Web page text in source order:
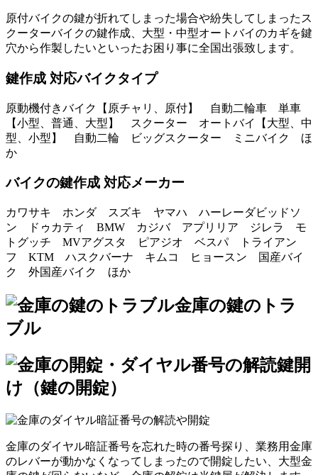
原付バイクの鍵が折れてしまった場合や紛失してしまったス
クーターバイクの鍵作成、大型・中型オートバイのカギを鍵
穴から作製したいといったお困り事に全国出張致します。
鍵作成 対応バイクタイプ
原動機付きバイク【原チャリ、原付】 自動二輪車 単車
【小型、普通、大型】 スクーター オートバイ【大型、中
型、小型】 自動二輪 ビッグスクーター ミニバイク ほ
か
バイクの鍵作成 対応メーカー
カワサキ ホンダ スズキ ヤマハ ハーレーダビッドソ
ン ドゥカティ BMW カジバ アプリリア ジレラ モ
トグッチ MVアグスタ ピアジオ ベスパ トライアン
フ KTM ハスクバーナ キムコ ヒョースン 国産バイ
ク 外国産バイク ほか
金庫の鍵のトラ
ブル
鍵開
け（鍵の開錠）
金庫のダイヤル暗証番号を忘れた時の番号探り、業務用金庫
のレバーが動かなくなってしまったので開錠したい、大型金